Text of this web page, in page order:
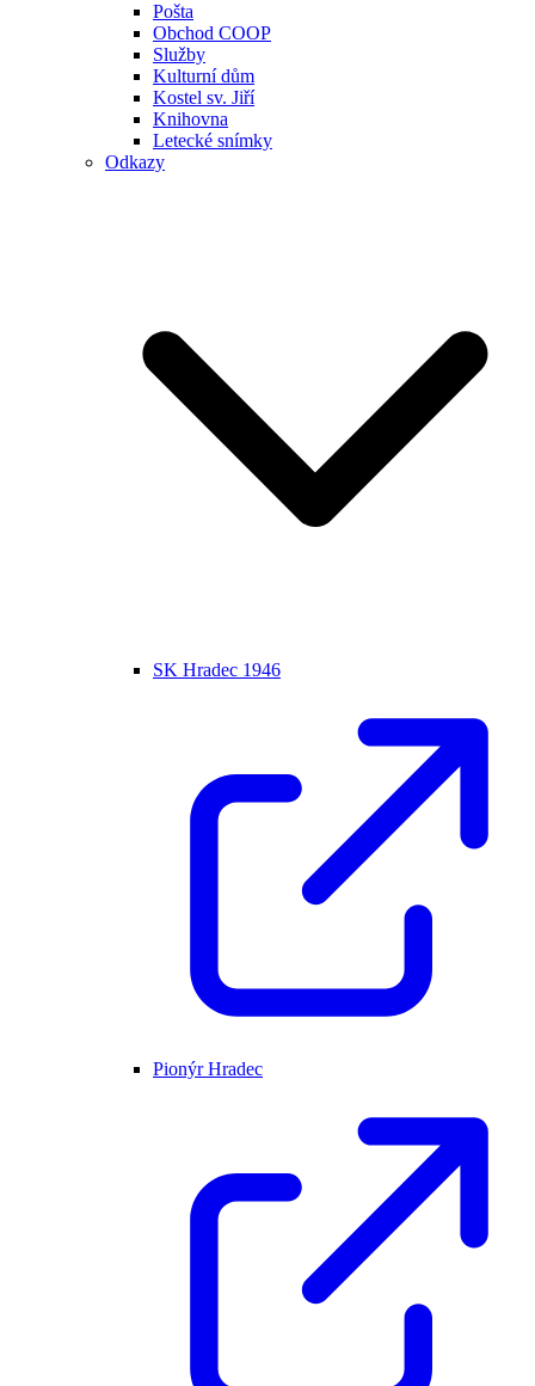
Pošta
Obchod COOP
Služby
Kulturní dům
Kostel sv. Jiří
Knihovna
Letecké snímky
Odkazy
SK Hradec 1946
Pionýr Hradec